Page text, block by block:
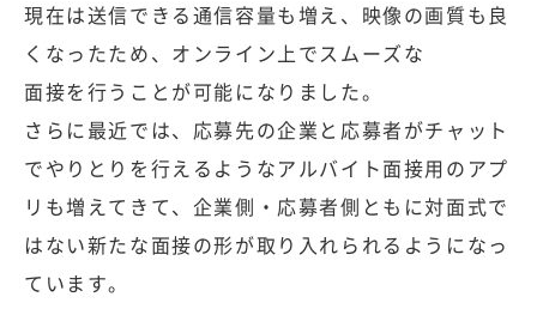
現在は送信できる通信容量も増え、映像の画質も良
くなったため、オンライン上でスムーズな
面接を行うことが可能になりました。
さらに最近では、応募先の企業と応募者がチャット
でやりとりを行えるようなアルバイト面接用のアプ
リも増えてきて、企業側・応募者側ともに対面式で
はない新たな面接の形が取り入れられるようになっ
ています。